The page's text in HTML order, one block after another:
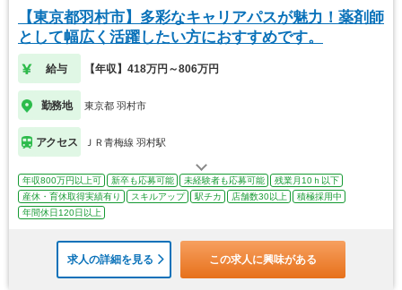
【東京都羽村市】多彩なキャリアパスが魅力！薬剤師
として幅広く活躍したい方におすすめです。
給与 【年収】418万円～806万円
勤務地 東京都 羽村市
アクセス ＪＲ青梅線 羽村駅
年収800万円以上可 新卒も応募可能 未経験者も応募可能
残業月10ｈ以下
産休・育休取得実績有り
スキルアップ 駅チカ 店舗数30以上
積極採用中
年間休日120日以上
求人の詳細を見る この求人に興味がある